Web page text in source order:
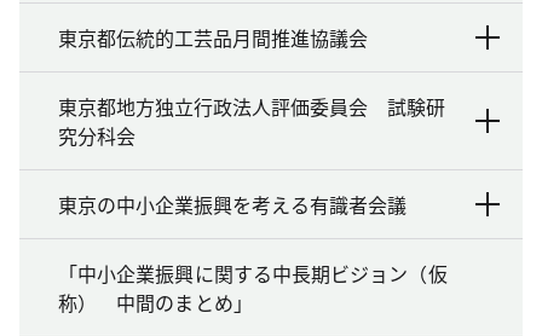
東京都伝統的工芸品月間推進協議会
東京都地方独立行政法人評価委員会 試験研
究分科会
東京の中小企業振興を考える有識者会議
「中小企業振興に関する中長期ビジョン（仮
称） 中間のまとめ」